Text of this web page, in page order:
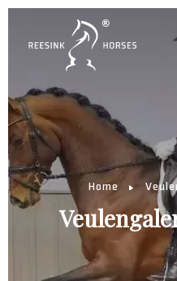
Home
Pferde
Deckhengste
Über uns
Home